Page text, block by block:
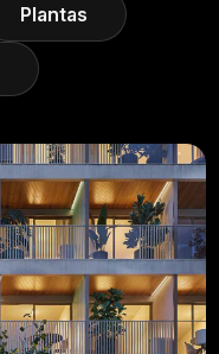
Plantas